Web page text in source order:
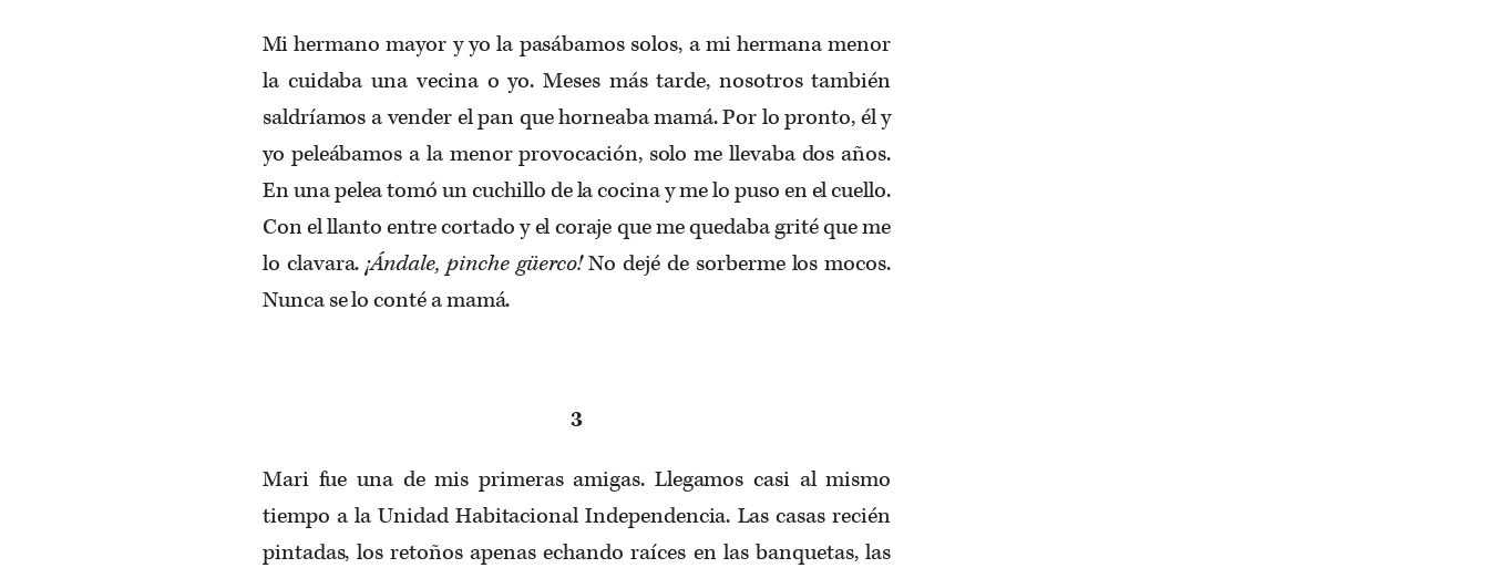
Mi hermano mayor y yo la pasábamos solos, a mi hermana menor
la cuidaba una vecina o yo. Meses más tarde, nosotros también
saldríamos a vender el pan que horneaba mamá. Por lo pronto, él y
yo peleábamos a la menor provocación, solo me llevaba dos años.
En una pelea tomó un cuchillo de la cocina y me lo puso en el cuello.
Con el llanto entre cortado y el coraje que me quedaba grité que me
lo clavara.¡Ándale, pinche güerco!No dejé de sorberme los mocos.
Nunca se lo conté a mamá.
3
Mari fue una de mis primeras amigas. Llegamos casi al mismo
tiempo a la Unidad Habitacional Independencia. Las casas recién
pintadas, los retoños apenas echando raíces en las banquetas, las